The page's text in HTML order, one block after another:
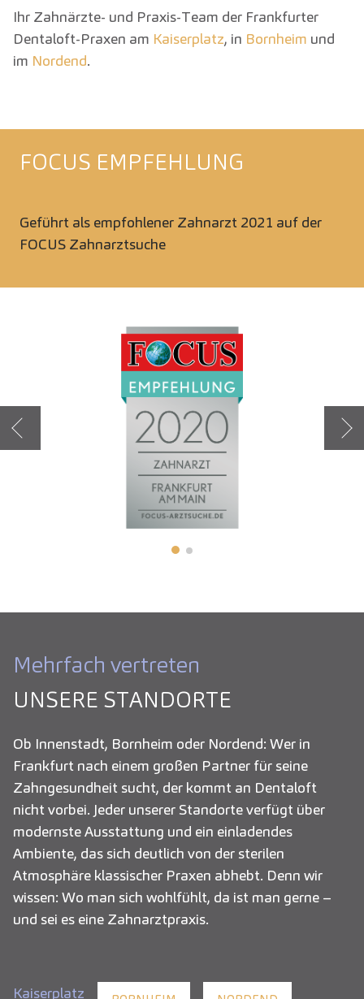
Ihr Zahnärzte- und Praxis-Team der Frankfurter
Dentaloft-Praxen am Kaiserplatz, in Bornheim und
im Nordend.
FOCUS EMPFEHLUNG
Geführt als empfohlener Zahnarzt 2021 auf der
FOCUS Zahnarztsuche
Mehrfach vertreten
UNSERE STANDORTE
Ob Innenstadt, Bornheim oder Nordend: Wer in
Frankfurt nach einem großen Partner für seine
Zahngesundheit sucht, der kommt an Dentaloft
nicht vorbei. Jeder unserer Standorte verfügt über
modernste Ausstattung und ein einladendes
Ambiente, das sich deutlich von der sterilen
Atmosphäre klassischer Praxen abhebt. Denn wir
wissen: Wo man sich wohlfühlt, da ist man gerne –
und sei es eine Zahnarztpraxis.
Kaiserplatz